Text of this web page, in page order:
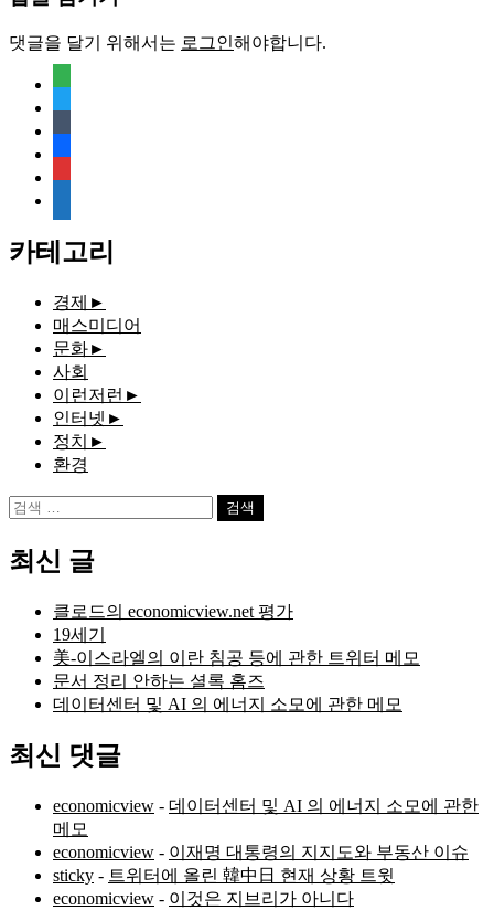
댓글을 달기 위해서는 로그인해야합니다.
document
카테고리
경제 ►
매스미디어
문화►
사회
이런저런 ►
인터넷 ►
정치 ►
환경
검
최신 글
클로드의 economicview.net 평가
19세기
美-이스라엘의 이란 침공 등에 관한 트위터 메모
문서 정리 안하는 셜록 홈즈
데이터센터 및 AI 의 에너지 소모에 관한 메모
최신 댓글
economicview - 데이터센터 및 AI 의 에너지 소모에 관한
메모
economicview - 이재명 대통령의 지지도와 부동산 이슈
sticky - 트위터에 올린 韓中日 현재 상황 트윗
economicview - 이것은 지브리가 아니다